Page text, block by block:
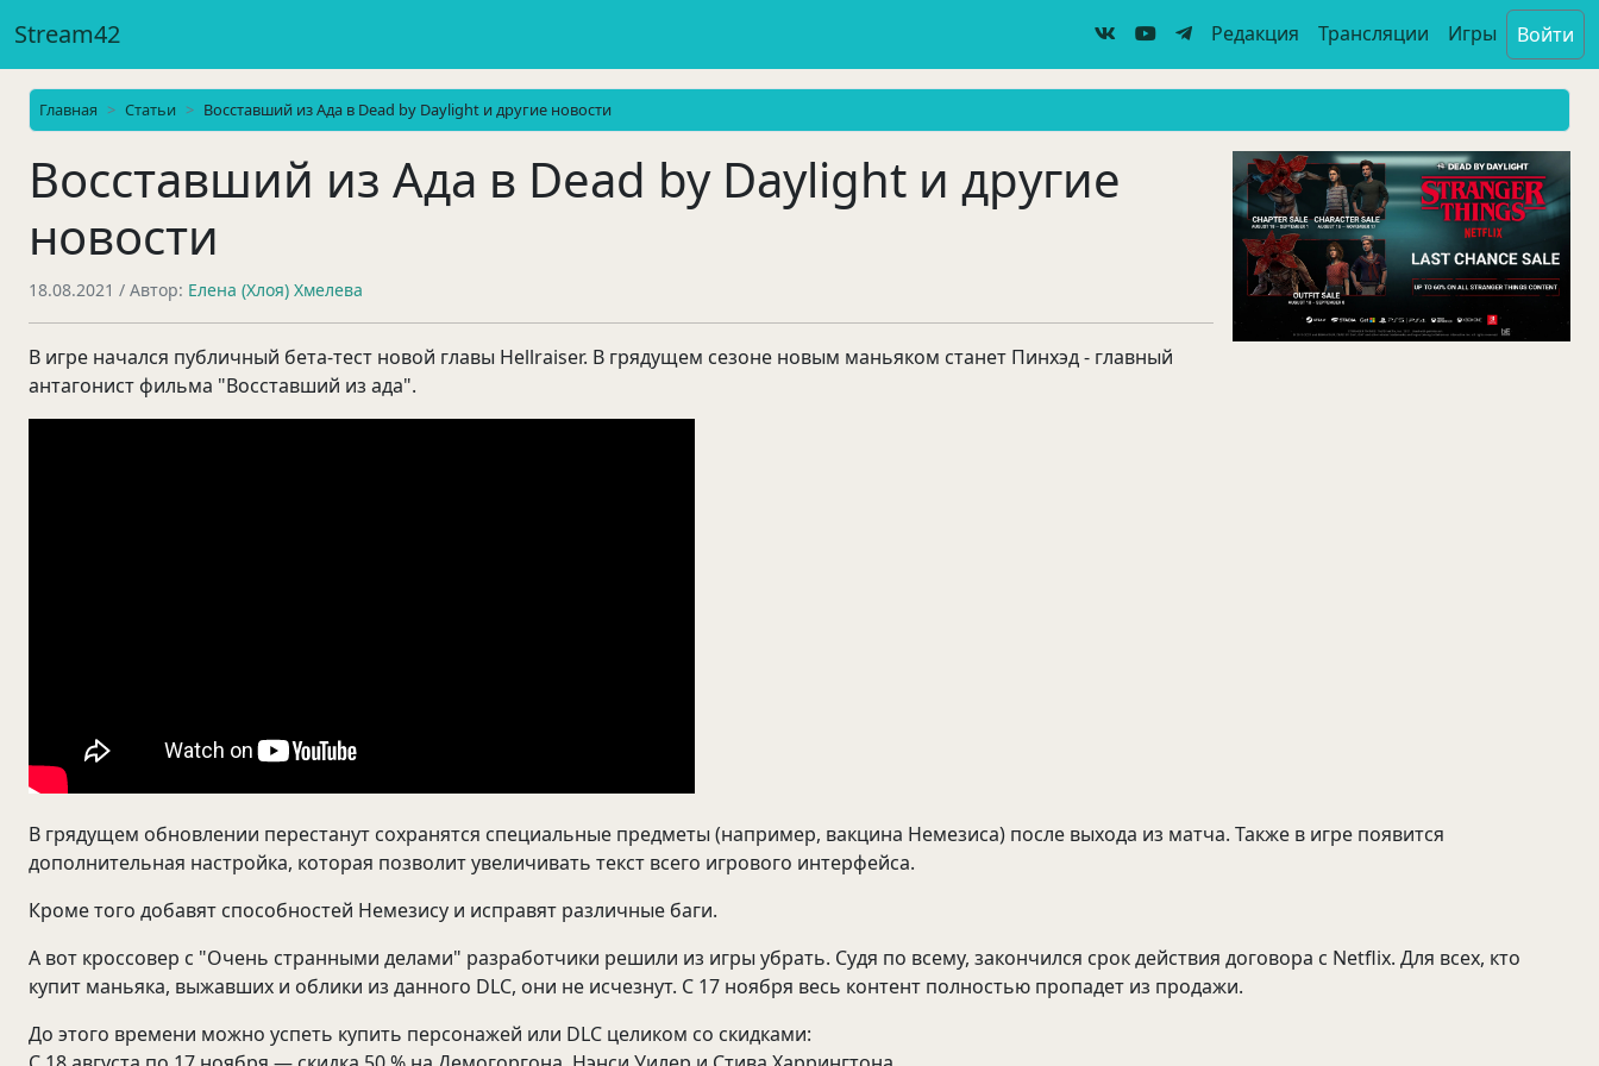
Stream42 Редакция Трансляции Игры Войти
Главная Статьи Восставший из Ада в Dead by Daylight и другие новости
Восставший из Ада в Dead by Daylight и другие
новости
18.08.2021 / Автор: Елена (Хлоя) Хмелева
В игре начался публичный бета-тест новой главы Hellraiser. В грядущем сезоне новым маньяком станет Пинхэд - главный
антагонист фильма "Восставший из ада".
В грядущем обновлении перестанут сохранятся специальные предметы (например, вакцина Немезиса) после выхода из матча. Также в игре появится
дополнительная настройка, которая позволит увеличивать текст всего игрового интерфейса.
Кроме того добавят способностей Немезису и исправят различные баги.
А вот кроссовер с "Очень странными делами" разработчики решили из игры убрать. Судя по всему, закончился срок действия договора с Netflix. Для всех, кто
купит маньяка, выжавших и облики из данного DLC, они не исчезнут. С 17 ноября весь контент полностью пропадет из продажи.
До этого времени можно успеть купить персонажей или DLC целиком со скидками: